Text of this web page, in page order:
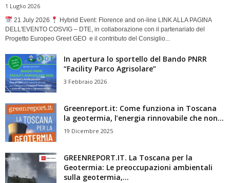
1 Luglio 2026
21 July 2026
Hybrid Event: Florence and on-line LINK ALLA PAGINA
DELL'EVENTO COSVIG – DTE, in collaborazione con il partenariato del
Progetto Europeo Greet GEO e il contributo del Consiglio...
In apertura lo sportello del Bando PNRR
“Facility Parco Agrisolare”
3 Febbraio 2026
Greenreport.it: Come funziona in Toscana
la geotermia, l’energia rinnovabile che non...
19 Dicembre 2025
GREENREPORT.IT. La Toscana per la
Geotermia: Le preoccupazioni ambientali
sulla geotermia,...